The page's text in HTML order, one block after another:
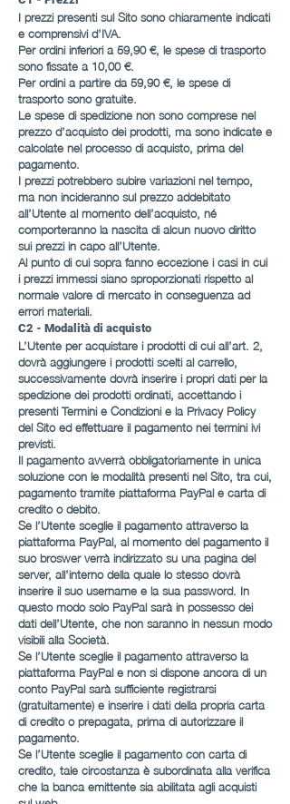
I prezzi presenti sul Sito sono chiaramente indicati
e comprensivi d’IVA.
Per ordini inferiori a 59,90 €, le spese di trasporto
sono fissate a 10,00 €.
Per ordini a partire da 59,90 €, le spese di
trasporto sono gratuite.
Le spese di spedizione non sono comprese nel
prezzo d’acquisto dei prodotti, ma sono indicate e
calcolate nel processo di acquisto, prima del
pagamento.
I prezzi potrebbero subire variazioni nel tempo,
ma non incideranno sul prezzo addebitato
all’Utente al momento dell’acquisto, né
comporteranno la nascita di alcun nuovo diritto
sui prezzi in capo all’Utente.
Al punto di cui sopra fanno eccezione i casi in cui
i prezzi immessi siano sproporzionati rispetto al
normale valore di mercato in conseguenza ad
errori materiali.
C2 - Modalità di acquisto
L’Utente per acquistare i prodotti di cui all’art. 2,
dovrà aggiungere i prodotti scelti al carrello,
successivamente dovrà inserire i propri dati per la
spedizione dei prodotti ordinati, accettando i
presenti Termini e Condizioni e la Privacy Policy
del Sito ed effettuare il pagamento nei termini ivi
previsti.
Il pagamento avverrà obbligatoriamente in unica
soluzione con le modalità presenti nel Sito, tra cui,
pagamento tramite piattaforma PayPal e carta di
credito o debito.
Se l’Utente sceglie il pagamento attraverso la
piattaforma PayPal, al momento del pagamento il
suo broswer verrà indirizzato su una pagina del
server, all’interno della quale lo stesso dovrà
inserire il suo username e la sua password. In
questo modo solo PayPal sarà in possesso dei
dati dell’Utente, che non saranno in nessun modo
visibili alla Società.
Se l’Utente sceglie il pagamento attraverso la
piattaforma PayPal e non si dispone ancora di un
conto PayPal sarà sufficiente registrarsi
(gratuitamente) e inserire i dati della propria carta
di credito o prepagata, prima di autorizzare il
pagamento.
Se l’Utente sceglie il pagamento con carta di
credito, tale circostanza è subordinata alla verifica
che la banca emittente sia abilitata agli acquisti